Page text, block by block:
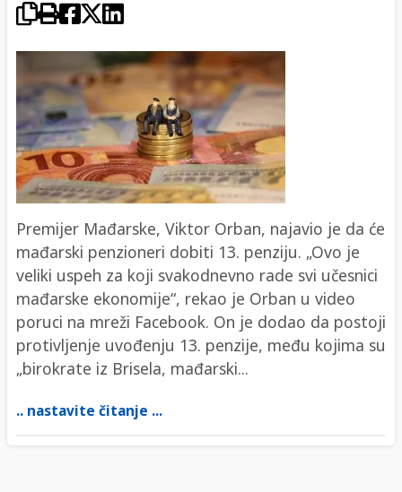
Premijer Mađarske, Viktor Orban, najavio je da će
mađarski penzioneri dobiti 13. penziju. „Ovo je
veliki uspeh za koji svakodnevno rade svi učesnici
mađarske ekonomije“, rekao je Orban u video
poruci na mreži Facebook. On je dodao da postoji
protivljenje uvođenju 13. penzije, među kojima su
„birokrate iz Brisela, mađarski...
.. nastavite čitanje ...